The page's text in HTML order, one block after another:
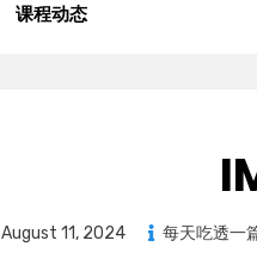
课程动态
August 11, 2024 每天吃透一